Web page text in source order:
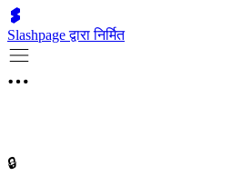
Slashpage द्वारा निर्मित
🔒